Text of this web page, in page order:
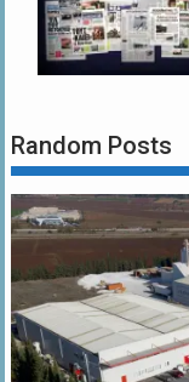
Random Posts